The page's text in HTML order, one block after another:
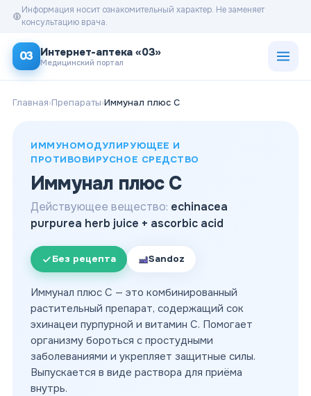
Информация носит ознакомительный характер. Не заменяет
консультацию врача.
03 Интернет-аптека «03»
Медицинский портал
Главная›Препараты›Иммунал плюс С
ИММУНОМОДУЛИРУЮЩЕЕ И
ПРОТИВОВИРУСНОЕ СРЕДСТВО
Иммунал плюс С
Действующее вещество: echinacea
purpurea herb juice + ascorbic acid
Без рецепта Sandoz
Иммунал плюс С — это комбинированный
растительный препарат, содержащий сок
эхинацеи пурпурной и витамин С. Помогает
организму бороться с простудными
заболеваниями и укрепляет защитные силы.
Выпускается в виде раствора для приёма
внутрь.